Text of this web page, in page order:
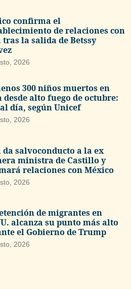
confirma el
de relaciones con
tras la salida de Betssy
2026
300 niños muertos en
desde alto fuego de octubre:
día, según Unicef
2026
da salvoconducto a la ex
ministra de Castillo y
relaciones con México
2026
de migrantes en
alcanza su punto más alto
el Gobierno de Trump
2026